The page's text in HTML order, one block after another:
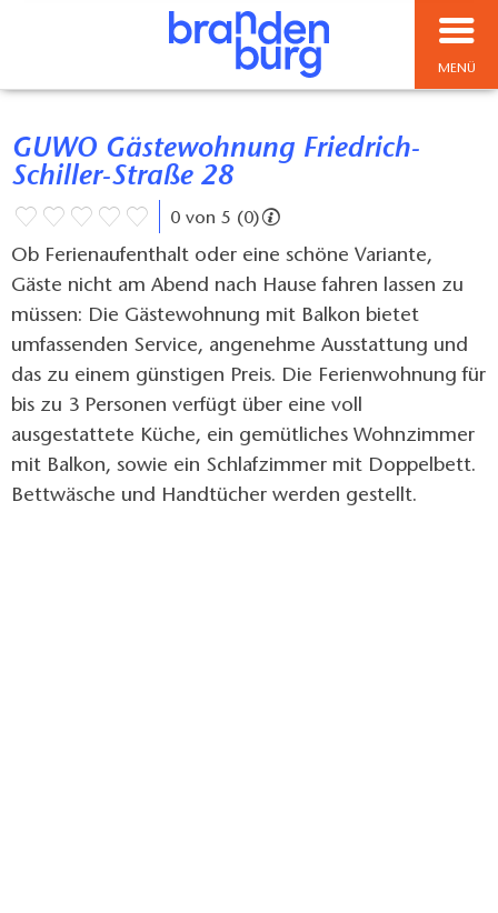
MENÜ
GUWO Gästewohnung Friedrich-
Schiller-Straße 28
0 von 5 (0)
Ob Ferienaufenthalt oder eine schöne Variante,
Gäste nicht am Abend nach Hause fahren lassen zu
müssen: Die Gästewohnung mit Balkon bietet
umfassenden Service, angenehme Ausstattung und
das zu einem günstigen Preis. Die Ferienwohnung für
bis zu 3 Personen verfügt über eine voll
ausgestattete Küche, ein gemütliches Wohnzimmer
mit Balkon, sowie ein Schlafzimmer mit Doppelbett.
Bettwäsche und Handtücher werden gestellt.